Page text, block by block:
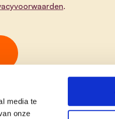
media te
onze
.